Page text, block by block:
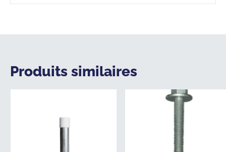
Produits similaires